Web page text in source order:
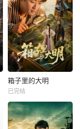
箱子里的大明
已完结